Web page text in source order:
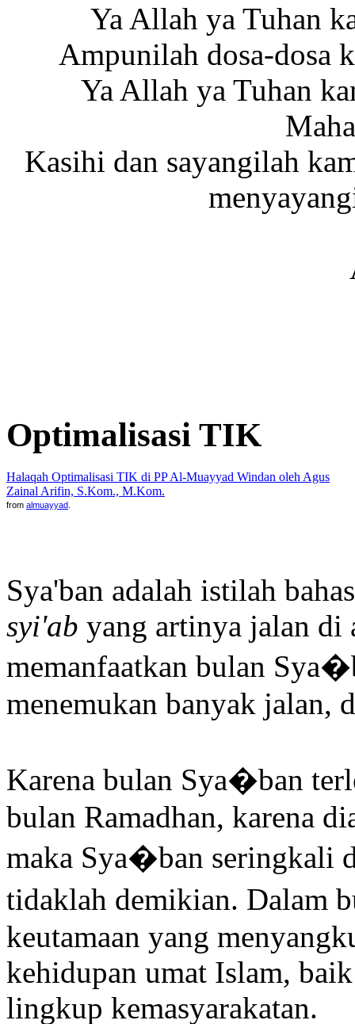
Ya Allah ya Tuhan
Ampunilah dosa-dosa
Ya Allah ya Tuhan
Kasihi dan sayangilah
Optimalisasi TIK
Halaqah Optimalisasi TIK di PP Al-Muayyad Windan oleh Agus
Zainal Arifin, S.Kom., M.Kom.
from almuayyad
Sya'ban adalah istilah
syi'ab yang artinya jalan di
memanfaatkan bulan
menemukan banyak jalan,
Karena bulan Sya�ban
bulan Ramadhan, karena
maka Sya�ban seringkali
tidaklah demikian. Dalam
keutamaan yang
kehidupan umat Islam,
lingkup kemasyarakatan.